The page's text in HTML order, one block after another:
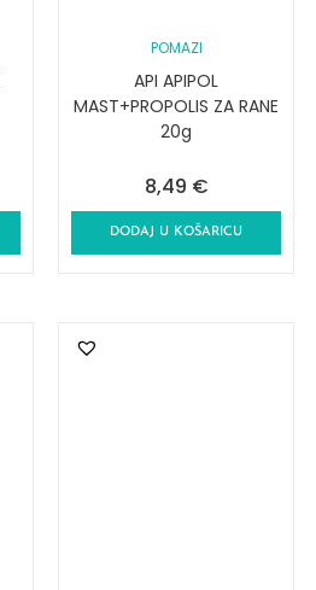
POMAZI
API APIPOL
MAST+PROPOLIS ZA RANE
20g
8,49 €
DODAJ U KOŠARICU